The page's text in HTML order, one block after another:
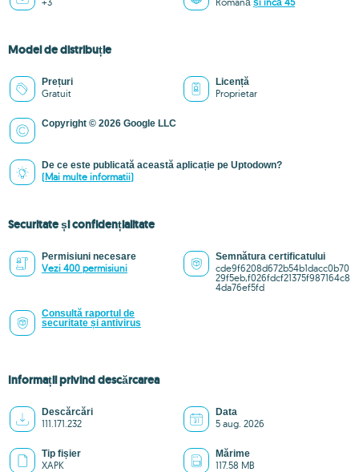
Model de distribuție
Prețuri
Gratuit
Licență
Proprietar
Copyright © 2026 Google LLC
De ce este publicată această aplicație pe Uptodown?
(Mai multe informatii)
Securitate și confidențialitate
Permisiuni necesare
Vezi 400 permisiuni
Semnătura certificatului
cde9f6208d672b54b1dacc0b70
29f5eb,f026fdcf21375f987164c8
4da76ef5fd
Consultă raportul de
securitate și antivirus
Informații privind descărcarea
Descărcări
111.171.232
Data
5 aug. 2026
Tip fișier
XAPK
Mărime
117.58 MB